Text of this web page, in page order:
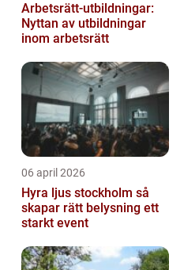
Arbetsrätt-utbildningar:
Nyttan av utbildningar
inom arbetsrätt
06 april 2026
Hyra ljus stockholm så
skapar rätt belysning ett
starkt event